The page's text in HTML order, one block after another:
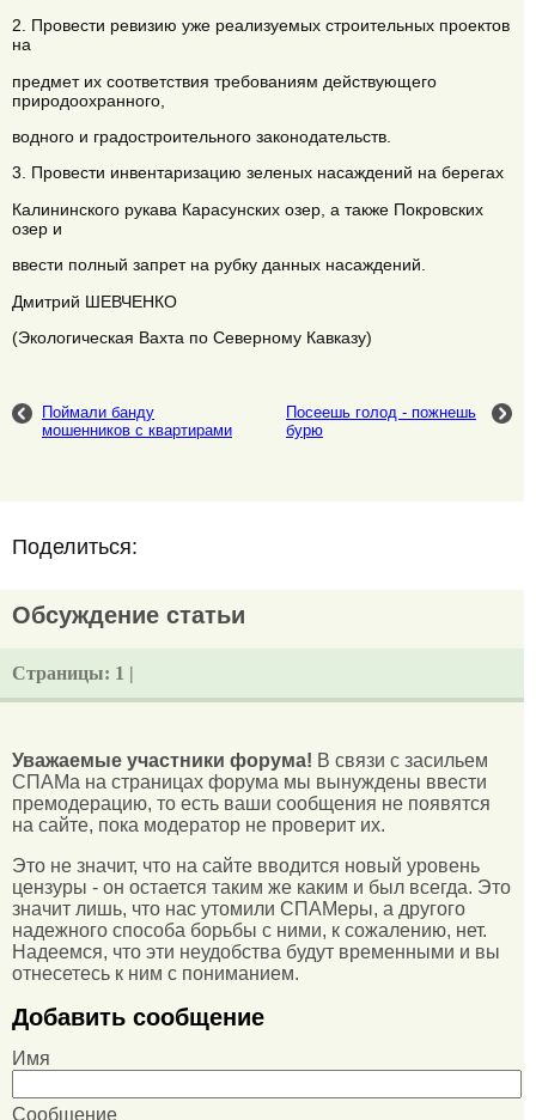
2. Провести ревизию уже реализуемых строительных проектов
на
предмет их соответствия требованиям действующего
природоохранного,
водного и градостроительного законодательств.
3. Провести инвентаризацию зеленых насаждений на берегах
Калининского рукава Карасунских озер, а также Покровских
озер и
ввести полный запрет на рубку данных насаждений.
Дмитрий ШЕВЧЕНКО
(Экологическая Вахта по Северному Кавказу)
Поймали банду
мошенников с квартирами
Посеешь голод - пожнешь
бурю
Поделиться:
Обсуждение статьи
Страницы: 1 |
Уважаемые участники форума! В связи с засильем
СПАМа на страницах форума мы вынуждены ввести
премодерацию, то есть ваши сообщения не появятся
на сайте, пока модератор не проверит их.
Это не значит, что на сайте вводится новый уровень
цензуры - он остается таким же каким и был всегда. Это
значит лишь, что нас утомили СПАМеры, а другого
надежного способа борьбы с ними, к сожалению, нет.
Надеемся, что эти неудобства будут временными и вы
отнесетесь к ним с пониманием.
Добавить сообщение
Имя
Сообщение